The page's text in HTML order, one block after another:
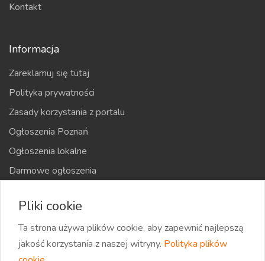
Kontakt
Informacja
Zareklamuj się tutaj
Polityka prywatności
Zasady korzystania z portalu
Ogłoszenia Poznań
Ogłoszenia lokalne
Darmowe ogłoszenia
Mapa strony
Pliki cookie
Ta strona używa plików cookie, aby zapewnić najlepszą
jakość korzystania z naszej witryny. Polityka plików